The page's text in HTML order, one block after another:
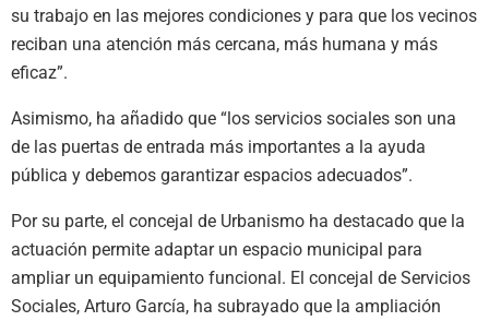
su trabajo en las mejores condiciones y para que los vecinos
reciban una atención más cercana, más humana y más
eficaz”.
Asimismo, ha añadido que “los servicios sociales son una
de las puertas de entrada más importantes a la ayuda
pública y debemos garantizar espacios adecuados”.
Por su parte, el concejal de Urbanismo ha destacado que la
actuación permite adaptar un espacio municipal para
ampliar un equipamiento funcional. El concejal de Servicios
Sociales, Arturo García, ha subrayado que la ampliación